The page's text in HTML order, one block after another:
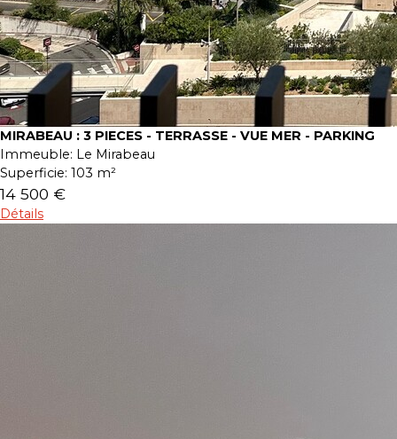
MIRABEAU : 3 PIECES - TERRASSE - VUE MER - PARKING
Immeuble: Le Mirabeau
Superficie: 103 m²
14 500 €
Détails